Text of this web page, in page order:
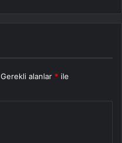
Gerekli alanlar * ile